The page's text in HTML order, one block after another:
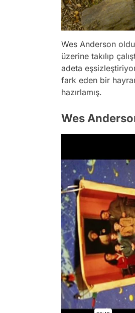
Wes Anderson
üzerine takılıp
adeta
fark eden bir
hazırlamış.
Wes